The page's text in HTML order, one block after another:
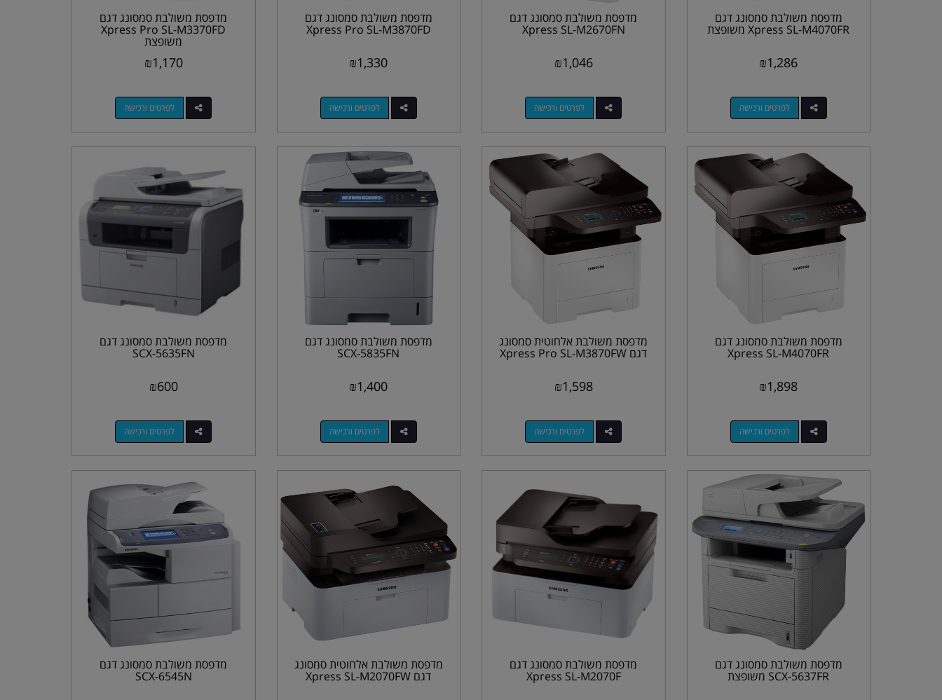
מדפסת משולבת סמסונג דגם
Xpress SL-M4070FR משופצת
₪1,286
לפרטים ורכישה
מדפסת משולבת סמסונג דגם
Xpress SL-M2670FN
₪1,046
לפרטים ורכישה
מדפסת משולבת סמסונג דגם
Xpress Pro SL-M3870FD
₪1,330
לפרטים ורכישה
מדפסת משולבת סמסונג דגם
Xpress Pro SL-M3370FD
משופצת
₪1,170
לפרטים ורכישה
מדפסת משולבת סמסונג דגם
Xpress SL-M4070FR
₪1,898
לפרטים ורכישה
מדפסת משולבת אלחוטית סמסונג
דגם Xpress Pro SL-M3870FW
₪1,598
לפרטים ורכישה
מדפסת משולבת סמסונג דגם
SCX-5835FN
₪1,400
לפרטים ורכישה
מדפסת משולבת סמסונג דגם
SCX-5635FN
₪600
לפרטים ורכישה
מדפסת משולבת סמסונג דגם
SCX-5637FR משופצת
מדפסת משולבת סמסונג דגם
Xpress SL-M2070F
מדפסת משולבת אלחוטית סמסונג
דגם Xpress SL-M2070FW
מדפסת משולבת סמסונג דגם
SCX-6545N